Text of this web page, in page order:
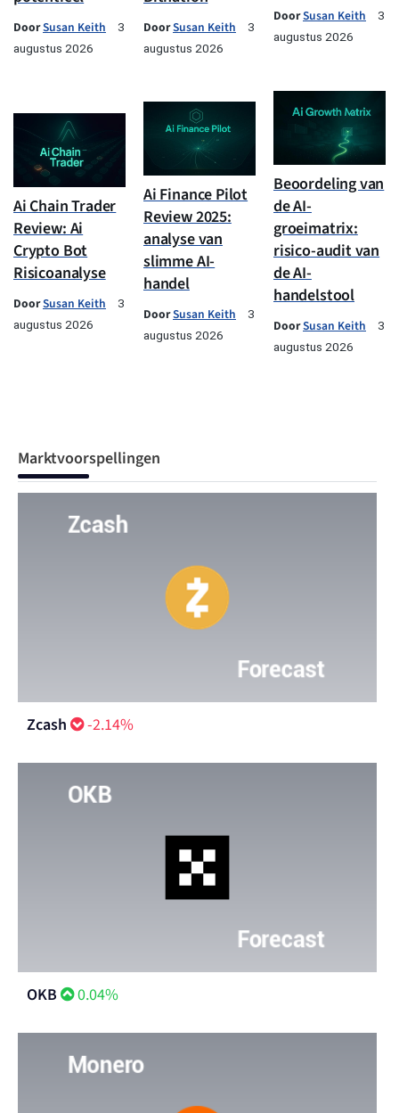
DoorSusan Keith
3
augustus 2026
DoorSusan Keith
3
augustus 2026
DoorSusan Keith
3
augustus 2026
Ai Chain Trader
Review: Ai
Crypto Bot
Risicoanalyse
DoorSusan Keith
3
augustus 2026
Ai Finance Pilot
Review 2025:
analyse van
slimme AI-
handel
DoorSusan Keith
3
augustus 2026
Beoordeling van
de AI-
groeimatrix:
risico-audit van
de AI-
handelstool
DoorSusan Keith
3
augustus 2026
Marktvoorspellingen
Zcash -2.14%
OKB 0.04%